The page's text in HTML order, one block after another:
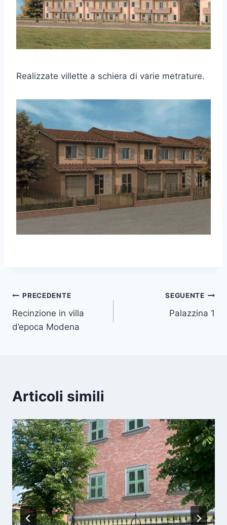
Realizzate villette a schiera di varie metrature.
Navigazione
articoli
PRECEDENTE
Recinzione in villa
d’epoca Modena
SEGUENTE
Palazzina 1
Articoli simili